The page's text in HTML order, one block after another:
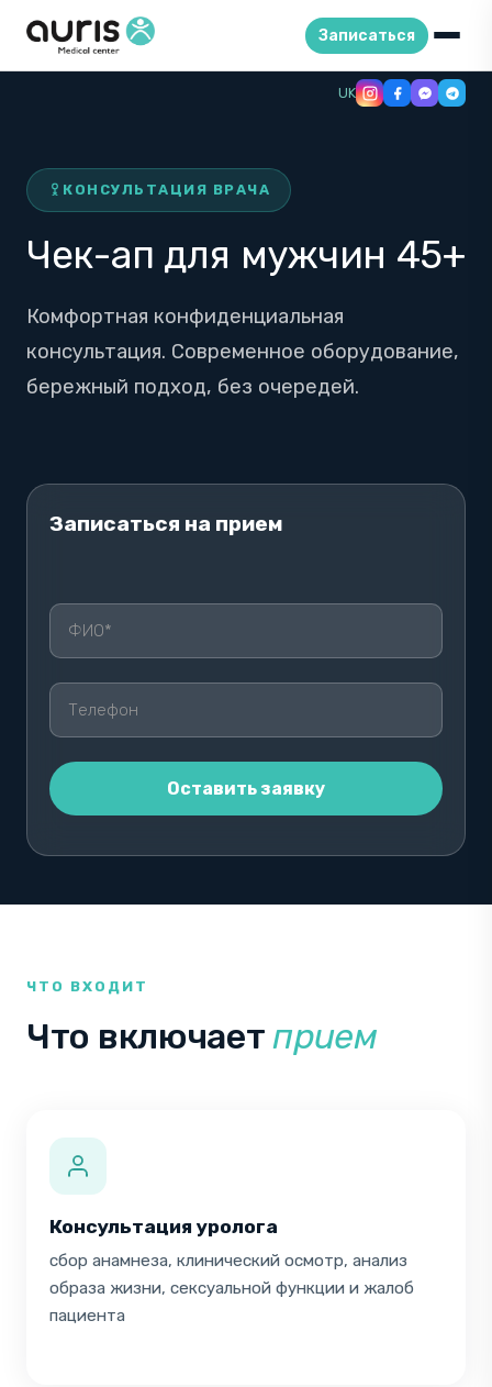
UK
Записаться
КОНСУЛЬТАЦИЯ ВРАЧА
Чек-ап для мужчин 45+
Комфортная конфиденциальная
консультация. Современное оборудование,
бережный подход, без очередей.
Записаться на прием
Ь
Е
Т
О
Т
М
ЧТО ВХОДИТ
Что включаетприем
Консультация уролога
сбор анамнеза, клинический осмотр, анализ
образа жизни, сексуальной функции и жалоб
пациента